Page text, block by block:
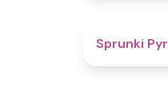
Sprunki